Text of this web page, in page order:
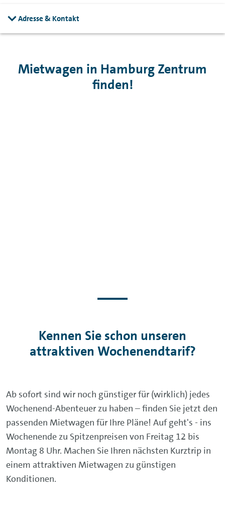
Adresse & Kontakt
Mietwagen in Hamburg Zentrum
finden!
Kennen Sie schon unseren
attraktiven Wochenendtarif?
Ab sofort sind wir noch günstiger für (wirklich) jedes
Wochenend-Abenteuer zu haben – finden Sie jetzt den
passenden Mietwagen für Ihre Pläne! Auf geht's - ins
Wochenende zu Spitzenpreisen von Freitag 12 bis
Montag 8 Uhr. Machen Sie Ihren nächsten Kurztrip in
einem attraktiven Mietwagen zu günstigen
Konditionen.